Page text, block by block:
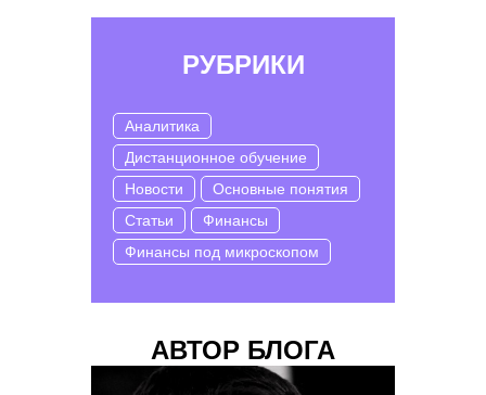
РУБРИКИ
Аналитика
Дистанционное обучение
Новости
Основные понятия
Статьи
Финансы
Финансы под микроскопом
АВТОР БЛОГА